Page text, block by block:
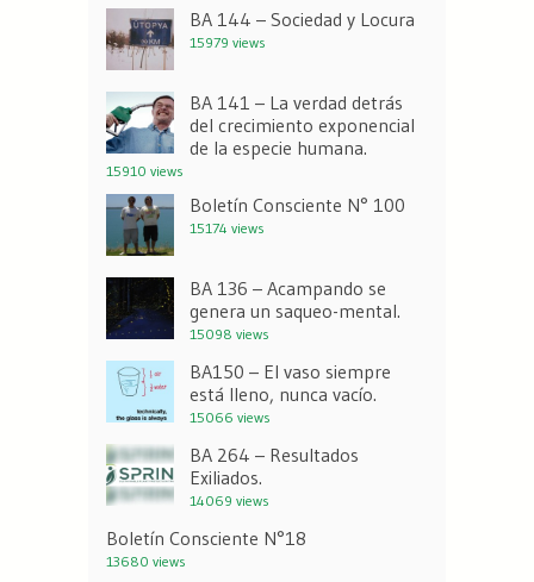
BA 144 – Sociedad y Locura
15979 views
BA 141 – La verdad detrás
del crecimiento exponencial
de la especie humana.
15910 views
Boletín Consciente N° 100
15174 views
BA 136 – Acampando se
genera un saqueo-mental.
15098 views
BA150 – El vaso siempre
está lleno, nunca vacío.
15066 views
BA 264 – Resultados
Exiliados.
14069 views
Boletín Consciente N°18
13680 views